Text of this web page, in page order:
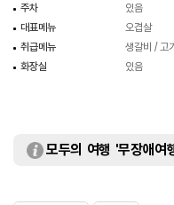
주차
있음
대표메뉴
오겹살
취급메뉴
생갈비 / 고
화장실
있음
모두의 여행 '무장애여